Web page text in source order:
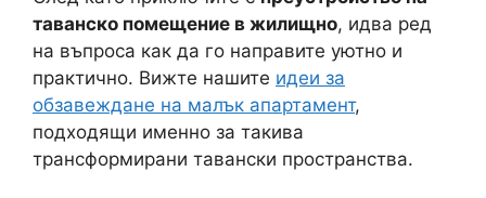
таванско помещение в жилищно, идва ред
на въпроса как да го направите уютно и
практично. Вижте нашите идеи за
обзавеждане на малък апартамент,
подходящи именно за такива
трансформирани тавански пространства.